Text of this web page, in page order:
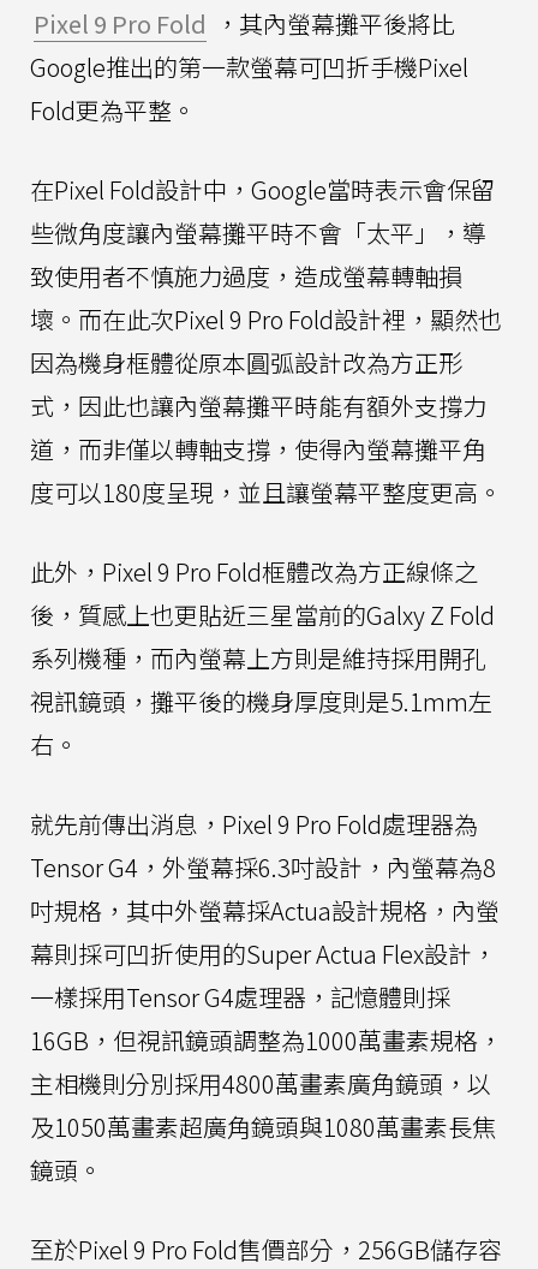
Pixel 9 Pro Fold ，其內螢幕攤平後將比
Google推出的第一款螢幕可凹折手機Pixel
Fold更為平整。
在Pixel Fold設計中，Google當時表示會保留
些微角度讓內螢幕攤平時不會「太平」，導
致使用者不慎施力過度，造成螢幕轉軸損
壞。而在此次Pixel 9 Pro Fold設計裡，顯然也
因為機身框體從原本圓弧設計改為方正形
式，因此也讓內螢幕攤平時能有額外支撐力
道，而非僅以轉軸支撐，使得內螢幕攤平角
度可以180度呈現，並且讓螢幕平整度更高。
此外，Pixel 9 Pro Fold框體改為方正線條之
後，質感上也更貼近三星當前的Galxy Z Fold
系列機種，而內螢幕上方則是維持採用開孔
視訊鏡頭，攤平後的機身厚度則是5.1mm左
右。
就先前傳出消息，Pixel 9 Pro Fold處理器為
Tensor G4，外螢幕採6.3吋設計，內螢幕為8
吋規格，其中外螢幕採Actua設計規格，內螢
幕則採可凹折使用的Super Actua Flex設計，
一樣採用Tensor G4處理器，記憶體則採
16GB，但視訊鏡頭調整為1000萬畫素規格，
主相機則分別採用4800萬畫素廣角鏡頭，以
及1050萬畫素超廣角鏡頭與1080萬畫素長焦
鏡頭。
至於Pixel 9 Pro Fold售價部分，256GB儲存容